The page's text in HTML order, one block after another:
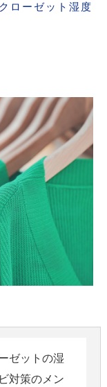
ローゼット湿度
ゼットの湿
対策のメン